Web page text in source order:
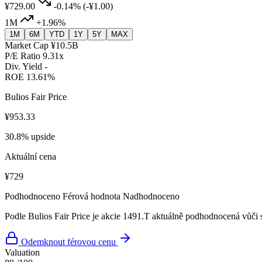
¥729.00 -0.14% (-¥1.00)
1M
+1.96%
1M 6M YTD 1Y 5Y MAX
Market Cap ¥10.5B
P/E Ratio 9.31x
Div. Yield -
ROE 13.61%
Bulios Fair Price
¥953.33
30.8% upside
Aktuální cena
¥729
Podhodnoceno Férová hodnota Nadhodnoceno
Podle Bulios Fair Price je akcie 1491.T aktuálně podhodnocená vůči
Odemknout férovou cenu
Valuation